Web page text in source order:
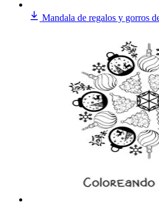
Mandala de regalos y gorros